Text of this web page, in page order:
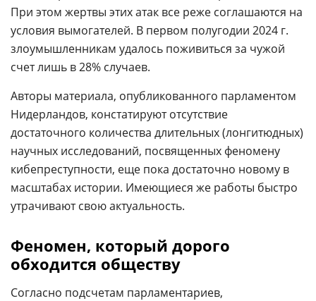
При этом жертвы этих атак все реже соглашаются на
условия вымогателей. В первом полугодии 2024 г.
злоумышленникам удалось поживиться за чужой
счет лишь в 28% случаев.
Авторы материала, опубликованного парламентом
Нидерландов, констатируют отсутствие
достаточного количества длительных (лонгитюдных)
научных исследований, посвященных феномену
кибепреступности, еще пока достаточно новому в
масштабах истории. Имеющиеся же работы быстро
утрачивают свою актуальность.
Феномен, который дорого
обходится обществу
Согласно подсчетам парламентариев,